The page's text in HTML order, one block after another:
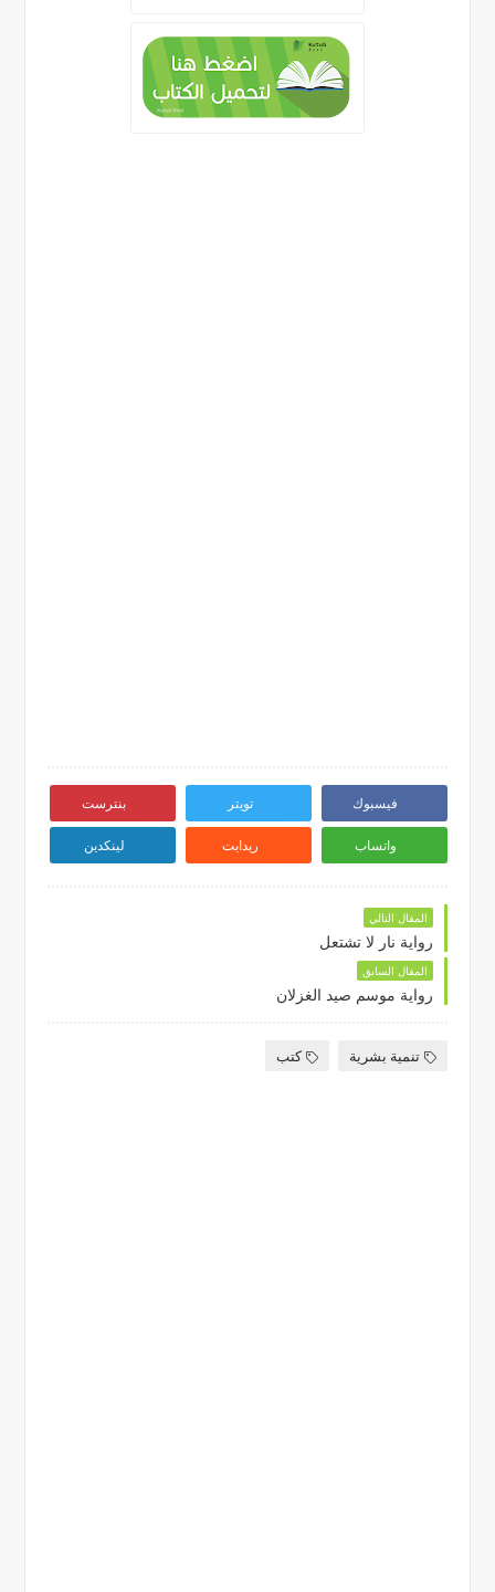
فيسبوك تويتر بنترست
واتساب ريدايت لينكدين
المقال التالي
رواية نار لا تشتعل
المقال السابق
رواية موسم صيد الغزلان
تنمية بشرية كتب